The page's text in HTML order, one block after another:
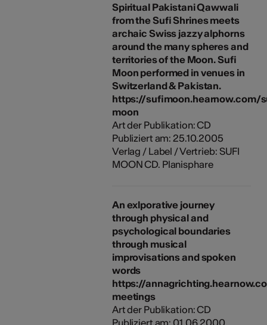
Spiritual Pakistani Qawwali
from the Sufi Shrines meets
archaic Swiss jazzy alphorns
around the many spheres and
territories of the Moon. Sufi
Moon performed in venues in
Switzerland & Pakistan.
https://sufimoon.hearnow.com/
moon
Art der Publikation: CD
Publiziert am: 25.10.2005
Verlag / Label / Vertrieb: SUFI
MOON CD. Planisphare
An exlporative journey
through physical and
psychological boundaries
through musical
improvisations and spoken
words
https://
meetings
Art der Publikation: CD
Publiziert am: 01.06.2000